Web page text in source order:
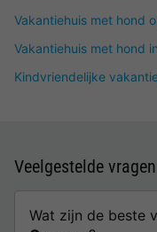
Vakantiehuis met hond
Vakantiehuis met hond
Kindvriendelijke
Veelgestelde
Wat zijn de beste